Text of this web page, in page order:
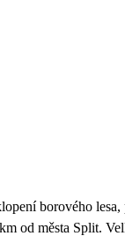
borového
od města Split.